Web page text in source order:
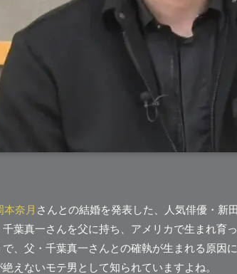
本奈月 さんとの結婚を発表した、人気俳優・新
葉真一さんを父に持ち、アメリカで生まれ育
、父・千葉真一さんとの確執が生まれる原因
えないモテ男として知られていますよね。